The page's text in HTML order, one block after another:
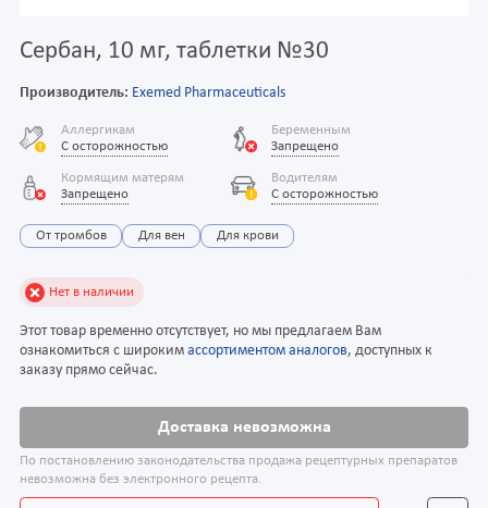
Сербан, 10 мг, таблетки №30
Производитель: Exemed Pharmaceuticals
Аллергикам
С осторожностью
Беременным
Запрещено
Кормящим матерям
Запрещено
Водителям
С осторожностью
От тромбов Для вен Для крови
Нет в наличии
Этот товар временно отсутствует, но мы предлагаем Вам
ознакомиться с широким ассортиментом аналогов, доступных к
заказу прямо сейчас.
Доставка невозможна
По постановлению законодательства продажа рецептурных препаратов
невозможна без электронного рецепта.